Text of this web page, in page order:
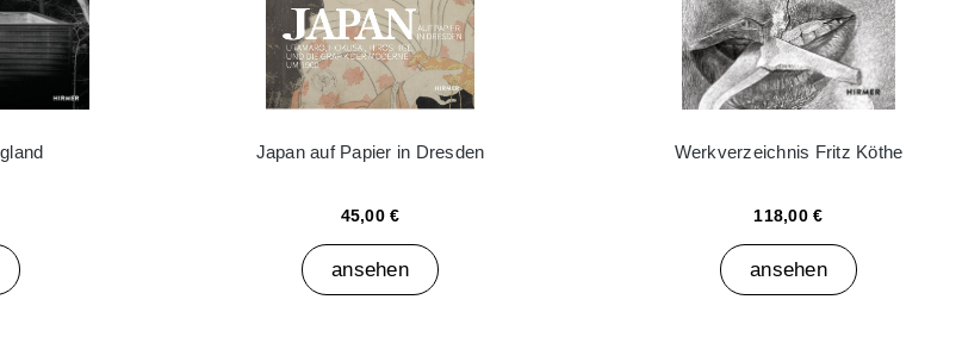
Japan auf Papier in Dresden
45,00 €
ansehen
Werkverzeichnis Fritz Köthe
118,00 €
ansehen